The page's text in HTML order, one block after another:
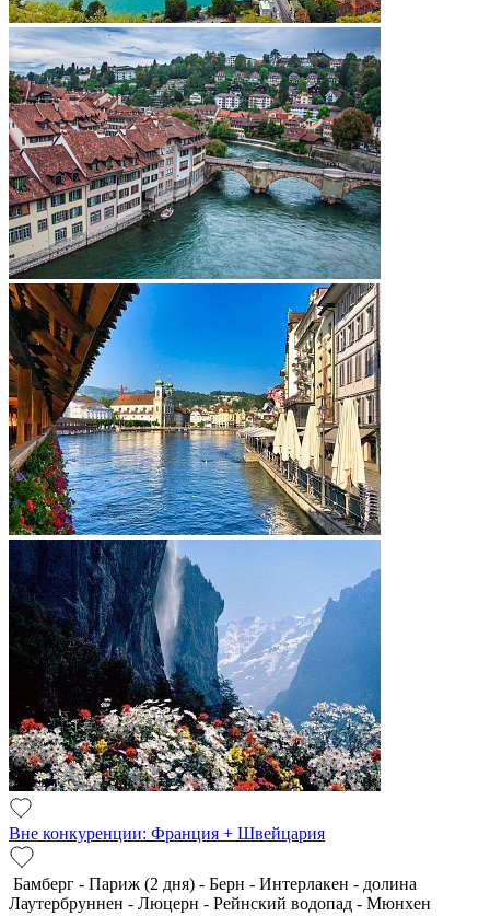
Вне конкуренции: Франция + Швейцария
Бамберг - Париж (2 дня) - Берн - Интерлакен - долина
Лаутербруннен - Люцерн - Рейнский водопад - Мюнхен